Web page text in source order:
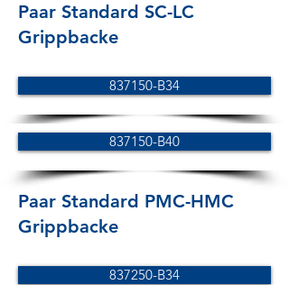
Paar Standard SC-LC
Grippbacke
837150-B34
837150-B40
Paar Standard PMC-HMC
Grippbacke
837250-B34